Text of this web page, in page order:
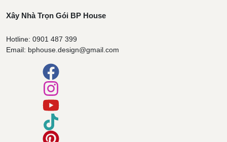
Xây Nhà Trọn Gói BP House
Hotline: 0901 487 399
Email: bphouse.design@gmail.com